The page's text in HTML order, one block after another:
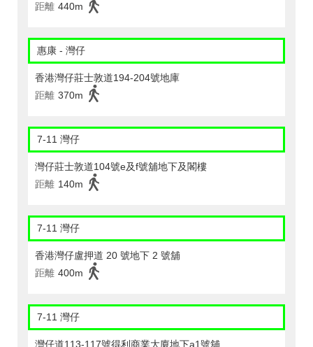
距離 440m
惠康 - 灣仔
香港灣仔莊士敦道194-204號地庫
距離 370m
7-11 灣仔
灣仔莊士敦道104號e及f號舖地下及閣樓
距離 140m
7-11 灣仔
香港灣仔盧押道 20 號地下 2 號舖
距離 400m
7-11 灣仔
灣仔道113-117號得利商業大廈地下a1號舖